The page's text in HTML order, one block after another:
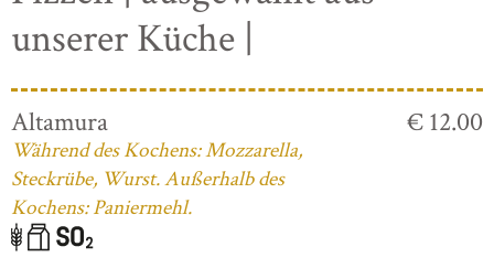
unserer Küche |
Altamura
Während des Kochens: Mozzarella,
Steckrübe, Wurst. Außerhalb des
Kochens: Paniermehl.
€ 12.00